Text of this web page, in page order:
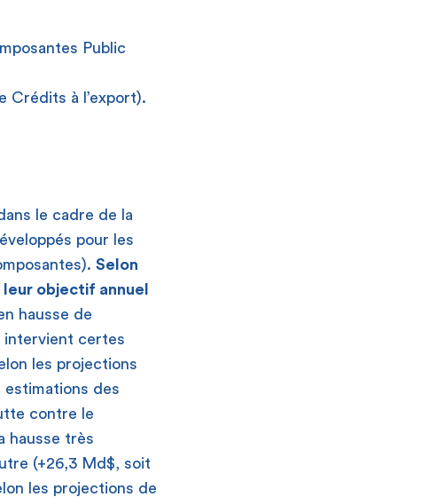
Public
Crédits à l’export).
le cadre de la
pour les
Selon
objectif annuel
hausse de
intervient certes
les projections
estimations des
contre le
hausse très
(+26,3 Md$, soit
les projections de